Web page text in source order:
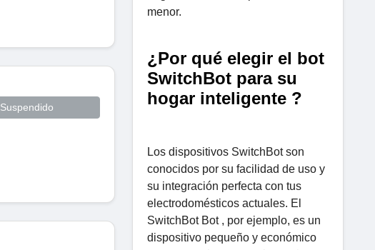
Suspendido
menor.
¿Por qué elegir el bot
SwitchBot para su
hogar inteligente ?
Los dispositivos SwitchBot son
conocidos por su facilidad de uso y
su integración perfecta con tus
electrodomésticos actuales. El
SwitchBot Bot , por ejemplo, es un
dispositivo pequeño y económico